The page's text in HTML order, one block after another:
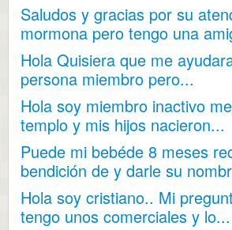
Saludos y gracias por su
mormona pero tengo una
Hola Quisiera que me
persona miembro pero...
Hola soy miembro inactivo
templo y mis hijos nacieron...
Puede mi bebéde 8 meses
bendición de y darle su
Hola soy cristiano.. Mi
tengo unos comerciales y lo...